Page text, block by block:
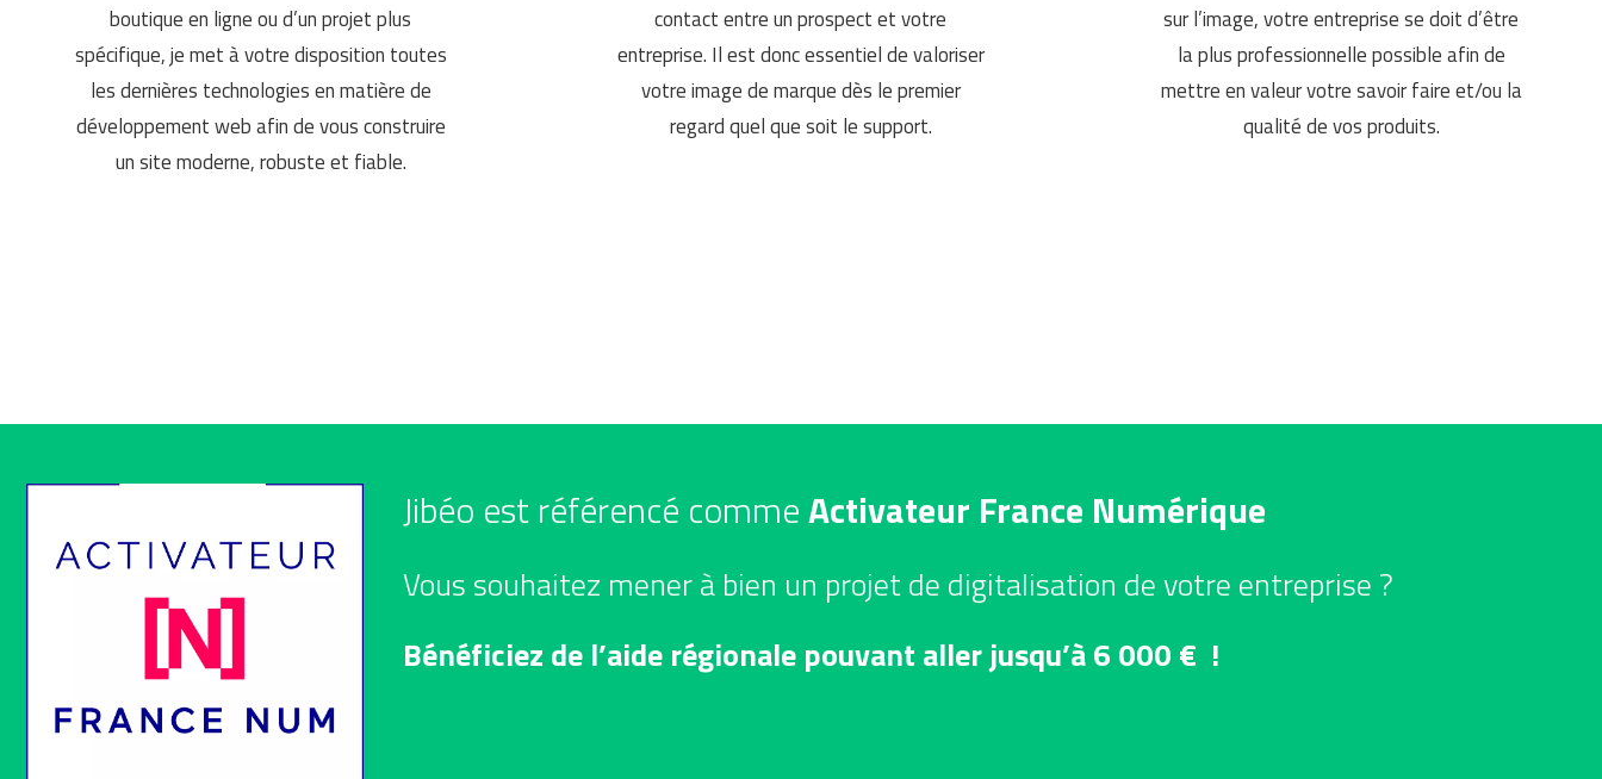
boutique en ligne ou d’un projet plus
spécifique, je met à votre disposition toutes
les dernières technologies en matière de
développement web afin de vous construire
un site moderne, robuste et fiable.
contact entre un prospect et votre
entreprise. Il est donc essentiel de valoriser
votre image de marque dès le premier
regard quel que soit le support.
sur l’image, votre entreprise se doit d’être
la plus professionnelle possible afin de
mettre en valeur votre savoir faire et/ou la
qualité de vos produits.
Jibéo est référencé commeActivateur France Numérique
Vous souhaitez mener à bien un projet de digitalisation de votre entreprise ?
Bénéficiez de l’aide régionale pouvant aller jusqu’à 6 000 € !